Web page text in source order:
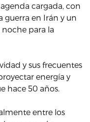
cargada, con
guerra en Irán y un
para la
y sus frecuentes
energía y
hace 50 años.
entre los